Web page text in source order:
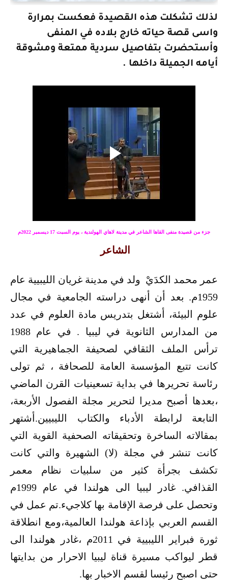
لذلك تشكلت هذه القصيدة فعكست بمرارة
واسى قصة حياته خارج بلاده في المنفى
وأستحضرت بتفاصيل سردية ممتعة ومشوقة
أيامه الجميلة داخلها .
جزء من قصيدة منفى القاها الشاعر في مدينة لاهاي الهولندية ، يوم السبت 17 ديسمبر 2022م
الشاعر
عمر محمد الكدَيْ ولد في مدينة غريان الليبيية عام
1959م. بعد أن أنهى دراسته الجامعية في مجال
علوم البيئة، أشتغل بتدريس مادة العلوم في عدد
من المدارس الثانوية في ليبيا . في عام 1988
ترأس الملف الثقافي لصحيفة الجماهيرية التي
كانت تتبع المؤسسة العامة للصحافة ، ثم تولى
رئاسة تحريرها في بداية تسعينيات القرن الماضي
،بعدها أصبح مديرا لتحرير مجلة الفصول الأربعة،
التابعة لرابطة الأدباء والكتاب الليبيين.أشتهر
بمقالاته الساخرة وتحقيقاته الصحفية القوية التي
كانت تنشر في مجلة (لا) الشهيرة والتي كانت
تكشف بجرأة كثير من سلبيات نظام معمر
القذافي. غادر ليبيا الى هولندا في عام 1999م
وتحصل على فرصة الإقامة بها كلاجيء.تم عمل في
القسم العربي بإذاعة هولندا العالمية،ومع انطلاقة
ثورة فبراير الليبيية في 2011م ،غادر هولندا الى
قطر ليواكب مسيرة قناة ليبيا الاحرار من بدايتها
حتى اصبح رئيسا لقسم الاخبار بها.